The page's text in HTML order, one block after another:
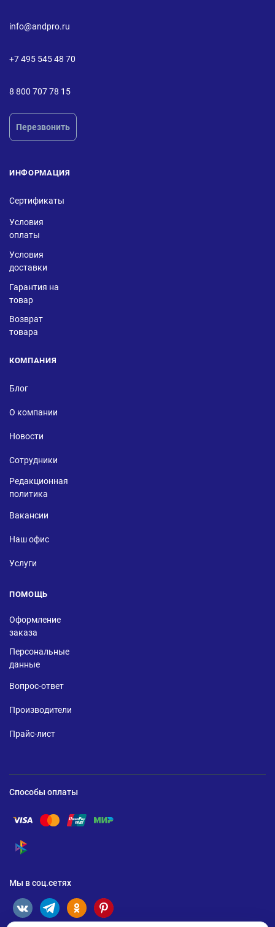
info@andpro.ru
+7 495 545 48 70
8 800 707 78 15
Перезвонить
ИНФОРМАЦИЯ
Сертификаты
Условия
оплаты
Условия
доставки
Гарантия на
товар
Возврат
товара
КОМПАНИЯ
Блог
О компании
Новости
Сотрудники
Редакционная
политика
Вакансии
Наш офис
Услуги
ПОМОЩЬ
Оформление
заказа
Персональные
данные
Вопрос-ответ
Производители
Прайс-лист
Способы оплаты
Помощь по оплате Visa
Помощь по оплате Mastercard
Помощь по оплате UnionPay
Помощь по оплате Мир
Помощь по оплате СБП
Мы в соц.сетях